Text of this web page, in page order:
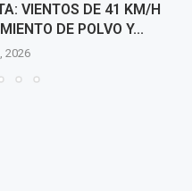
VIENTOS DE 41 KM/H
DE POLVO Y...
2026